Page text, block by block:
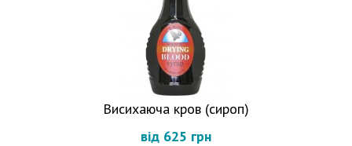
Висихаюча кров (сироп)
від 625 грн